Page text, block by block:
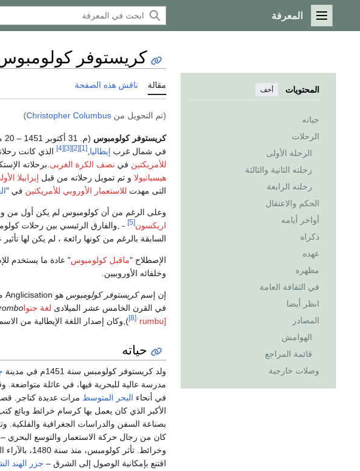
القائمة الرئيسية
المعرفة
المحتويات أخف
حياته
الرحلات
الرحلة الأولى
رحلته الثانية والثالثة
رحلته الرابعة
الحكم والاعتقال
أواخر أيامه
ذكراه
عهده
مظهره
في الثقافة العامة
انظر أيضا
المصادر
الهوامش
قائمة المراجع
وصلات خارجية
كريستوفر
مقالة ناقش هذه الصفحة
(تم التحويل من Christopher Columbus
)
كريستوفر كولومبوس (م. 31 أكتوبر 1451 – 20 مايو 1506) كان
في شمال غرب إيطاليا [1]
[2]
[3]
[4] الذي كانت
للأمريكتين في نصف الكرة الغربى .برحلاته
هيسبانيولا و تم تمويل رحلاته من قبل إيزابيلا
التى مهدت للاستعمار الأوروبي للأمريكتين في "
وعلى الرغم من أن كولومبوس لم يكن أول من
اريكسون[5]
- ,والفارق الرئيسي بين رحلات
السابقة بالرغم من كونها رائعة ، لم يكن لها تأثير
الإصطلاح "ماقبل كولومبوس" عادة ما يستخدم
وخلفائه الأوروبيين.
إن إسمكريستوفر كولومبوس هو Anglicisation من
في القرن الخامس عشر الميلادى لغة جنواRomance)
ˈrumbu]
[8] ),وكان إصدار اللغة الإيطالية من
حياته
ولد كريستوفر كولومبس سنة 1451م في مدينة
مدرسة عالية للبحرية فيها، في عائلة
في أنحاء البحر المتوسط مرات عديدة كتاجر. قصد
الأكبر الذي كان يعمل بها كرسام خرائط وبائع
بصناعة السفن والدراسات الجغرافية والفلكية.
كان من رجال حركة الاستعمار والتوسع
وخرائط. تأثر
اقتنع بإمكانية الوصول إلى الشرق – جزر الهند